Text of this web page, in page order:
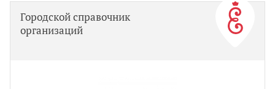
Городской справочник
организаций